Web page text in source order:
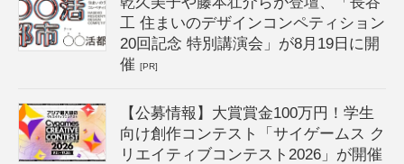
工 住まいのデザインコンペティション
20回記念 特別講演会」が8月19日に開
催[PR]
【公募情報】大賞賞金100万円！学生
向け創作コンテスト「サイゲームス ク
リエイティブコンテスト2026」が開催